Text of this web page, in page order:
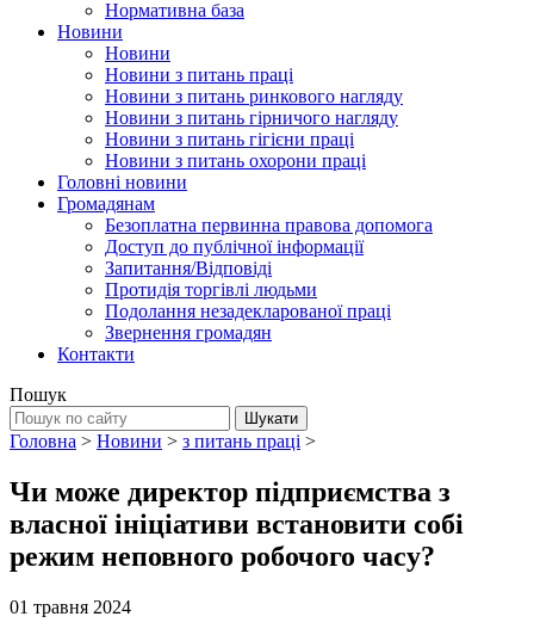
Нормативна база
Новини
Новини
Новини з питань праці
Новини з питань ринкового нагляду
Новини з питань гірничого нагляду
Новини з питань гігієни праці
Новини з питань охорони праці
Головні новини
Громадянам
Безоплатна первинна правова допомога
Доступ до публічної інформації
Запитання/Відповіді
Протидія торгівлі людьми
Подолання незадекларованої праці
Звернення громадян
Контакти
Пошук
Головна > Новини > з питань праці >
Чи може директор підприємства з
власної ініціативи встановити собі
режим неповного робочого часу?
01 травня 2024